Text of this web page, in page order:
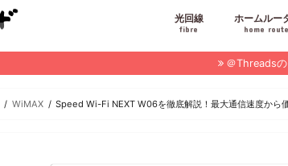
光回線
fibre
ホームルー
home
＠Threads
WiMAX Speed Wi-Fi NEXT W06を徹底解説！最大通信速度から